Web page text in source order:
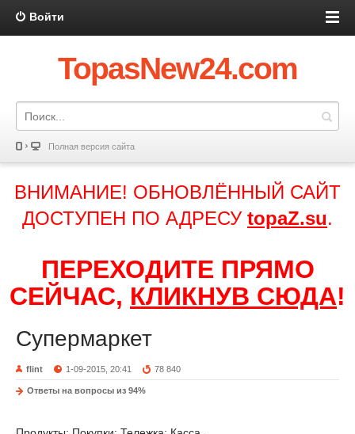
Войти
TopasNew24.com
Полная версия сайта
ВНИМАНИЕ! ОБНОВЛЁННЫЙ САЙТ
ДОСТУПЕН ПО АДРЕСУ topaZ.su.
ПЕРЕХОДИТЕ ПРЯМО
СЕЙЧАС, КЛИКНУВ СЮДА!
Супермаркет
flint 1-09-2015, 20:41 78 840
Ответы на вопросы из 94%